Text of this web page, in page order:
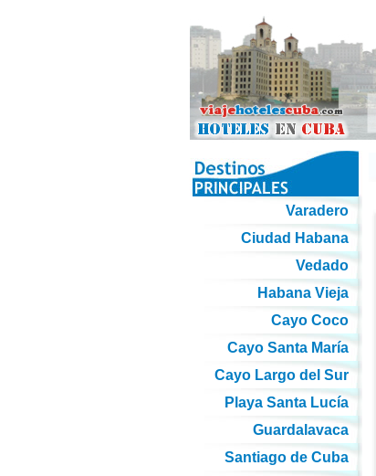
Varadero
Ciudad Habana
Vedado
Habana Vieja
Cayo Coco
Cayo Santa María
Cayo Largo del Sur
Playa Santa Lucía
Guardalavaca
Santiago de Cuba